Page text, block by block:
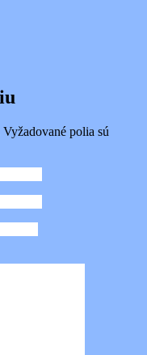
Vyžadované polia sú